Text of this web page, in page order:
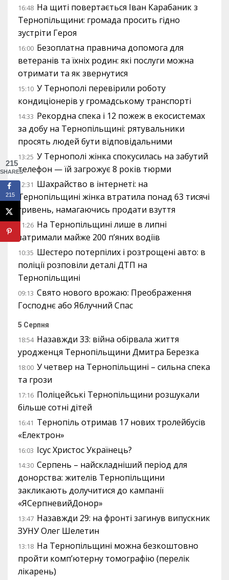
16:48 На щиті повертається Іван Карабаник з
Тернопільщини: громада просить гідно
зустріти Героя
16:00 Безоплатна правнича допомога для
ветеранів та їхніх родин: які послуги можна
отримати та як звернутися
15:10 У Тернополі перевірили роботу
кондиціонерів у громадському транспорті
14:33 Рекордна спека і 12 пожеж в екосистемах
за добу на Тернопільщині: рятувальники
просять людей бути відповідальними
13:25 У Тернополі жінка спокусилась на забутий
телефон — їй загрожує 8 років тюрми
12:31 Шахрайство в інтернеті: на
Тернопільщині жінка втратила понад 63 тисячі
гривень, намагаючись продати взуття
11:26 На Тернопільщині лише в липні
затримали майже 200 п’яних водіїв
10:35 Шестеро потерпілих і розтрощені авто: в
поліції розповіли деталі ДТП на
Тернопільщині
09:13 Свято нового врожаю: Преображення
Господнє або Яблучний Спас
5 Серпня
18:54 Назавжди 33: війна обірвала життя
уродженця Тернопільщини Дмитра Березка
18:00 У четвер на Тернопільщині – сильна спека
та грози
17:16 Поліцейські Тернопільщини розшукали
більше сотні дітей
16:41 Тернопіль отримав 17 нових тролейбусів
«Електрон»
16:03 Ісус Христос Українець?
14:30 Серпень – найскладніший період для
донорства: жителів Тернопільщини
закликають долучитися до кампанії
«ЯСерпневийДонор»
13:47 Назавжди 29: на фронті загинув випускник
ЗУНУ Олег Шелетин
13:18 На Тернопільщині можна безкоштовно
пройти комп’ютерну томографію (перелік
лікарень)
215
SHARES
215